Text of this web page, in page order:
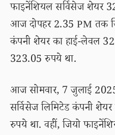
फाइनेंशियल सर्विसेज
आज दोपहर 2.35 PM तक
कंपनी शेयर का हाई-लेवल
323.05 रुपये था.
आज सोमवार, 7 जुलाई
सर्विसेज लिमिटेड कंपनी
रुपये था. वहीं, जियो